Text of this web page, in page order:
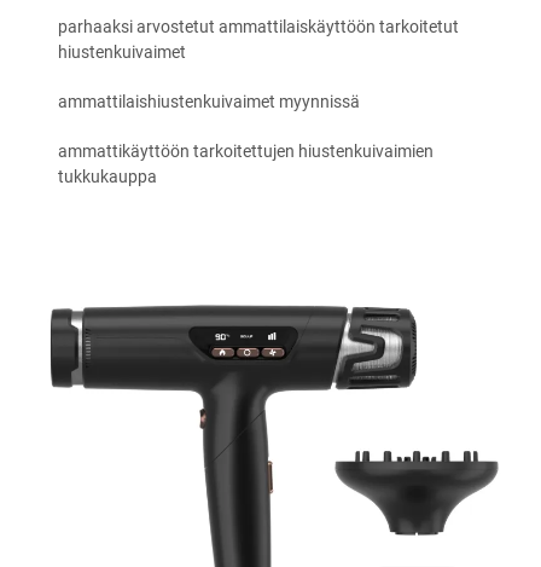
parhaaksi arvostetut ammattilaiskäyttöön tarkoitetut
hiustenkuivaimet
ammattilaishiustenkuivaimet myynnissä
ammattikäyttöön tarkoitettujen hiustenkuivaimien
tukkukauppa